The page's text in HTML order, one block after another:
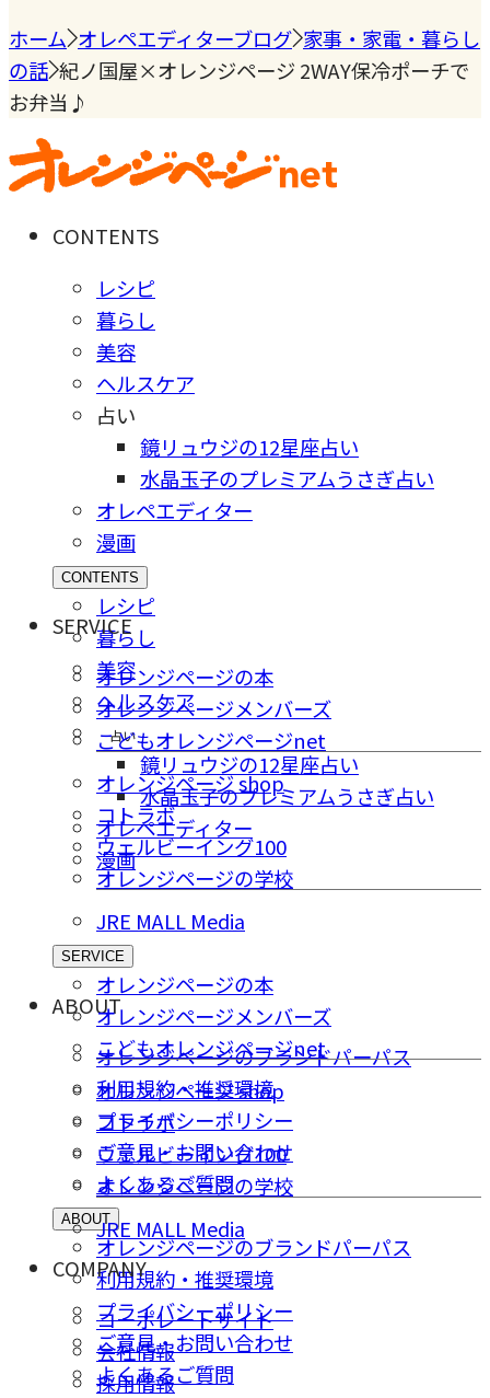
ホーム オレペエディターブログ 家事・家電・暮らし
の話 紀ノ国屋×オレンジページ 2WAY保冷ポーチで
お弁当♪
CONTENTS
レシピ
暮らし
美容
ヘルスケア
占い
鏡リュウジの12星座占い
水晶玉子のプレミアムうさぎ占い
オレペエディター
漫画
CONTENTS
レシピ
暮らし
美容
ヘルスケア
占い
鏡リュウジの12星座占い
水晶玉子のプレミアムうさぎ占い
オレペエディター
漫画
SERVICE
オレンジページの本
オレンジページメンバーズ
こどもオレンジページnet
オレンジページ shop
コトラボ
ウェルビーイング100
オレンジページの学校
JRE MALL Media
SERVICE
オレンジページの本
オレンジページメンバーズ
こどもオレンジページnet
オレンジページ shop
コトラボ
ウェルビーイング100
オレンジページの学校
JRE MALL Media
ABOUT
オレンジページのブランドパーパス
利用規約・推奨環境
プライバシーポリシー
ご意⾒・お問い合わせ
よくあるご質問
ABOUT
オレンジページのブランドパーパス
利用規約・推奨環境
プライバシーポリシー
ご意⾒・お問い合わせ
よくあるご質問
COMPANY
コーポレートサイト
会社情報
採⽤情報